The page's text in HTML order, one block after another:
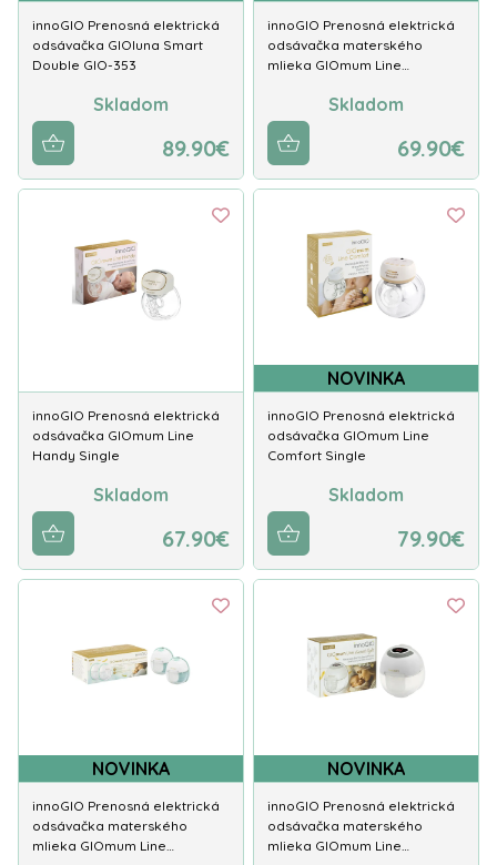
innoGIO Prenosná elektrická
odsávačka GIOluna Smart
Double GIO-353
Skladom
89.90€
innoGIO Prenosná elektrická
odsávačka materského
mlieka GIOmum Line…
Skladom
69.90€
innoGIO Prenosná elektrická
odsávačka GIOmum Line
Handy Single
Skladom
67.90€
NOVINKA
innoGIO Prenosná elektrická
odsávačka GIOmum Line
Comfort Single
Skladom
79.90€
NOVINKA
innoGIO Prenosná elektrická
odsávačka materského
mlieka GIOmum Line…
NOVINKA
innoGIO Prenosná elektrická
odsávačka materského
mlieka GIOmum Line…